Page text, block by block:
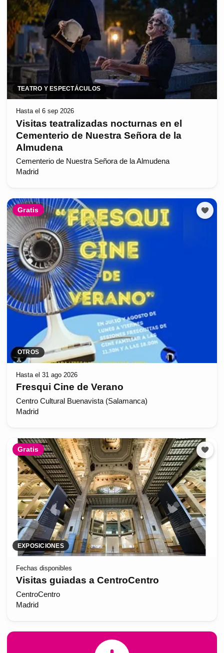
TEATRO Y ESPECTÁCULOS
Hasta el 6 sep 2026
Visitas teatralizadas nocturnas en el
Cementerio de Nuestra Señora de la
Almudena
Cementerio de Nuestra Señora de la Almudena
Madrid
Gratis
OTROS
Hasta el 31 ago 2026
Fresqui Cine de Verano
Centro Cultural Buenavista (Salamanca)
Madrid
Gratis
EXPOSICIONES
Fechas disponibles
Visitas guiadas a CentroCentro
CentroCentro
Madrid